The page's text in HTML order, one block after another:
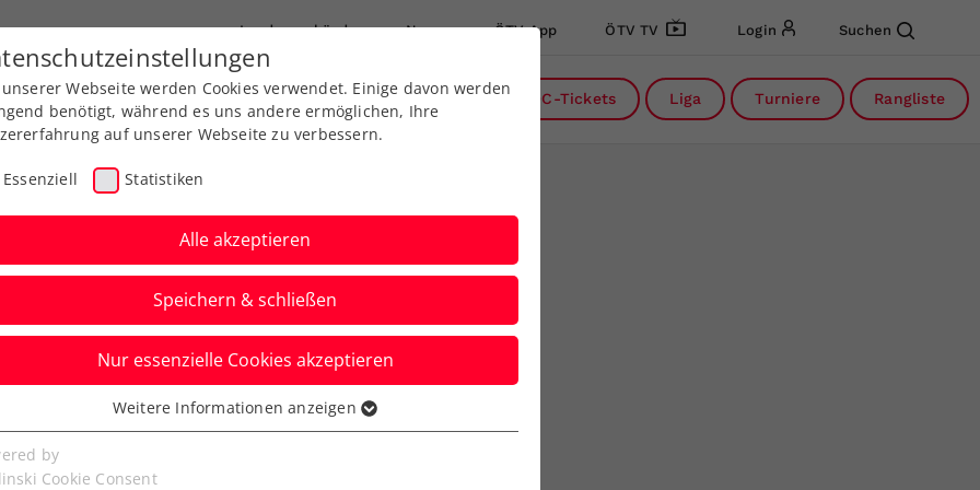
Landesverbände News ÖTV App ÖTV TV Login Suchen
Ausbildung Services Über uns DC-Tickets Liga Turniere Rangliste
by EVN: Dreisatz-
weiß-rot
Webseite werden Cookies verwendet. Einige davon werden
benötigt, während es uns andere ermöglichen, Ihre
auf unserer Webseite zu verbessern.
Essenziell Statistiken
Alle akzeptieren
Speichern & schließen
Nur essenzielle Cookies akzeptieren
Cookies werden für grundlegende Funktionen der
benötigt. Dadurch ist gewährleistet, dass die Webseite
Weitere Informationen anzeigen
by
Cookie Consent